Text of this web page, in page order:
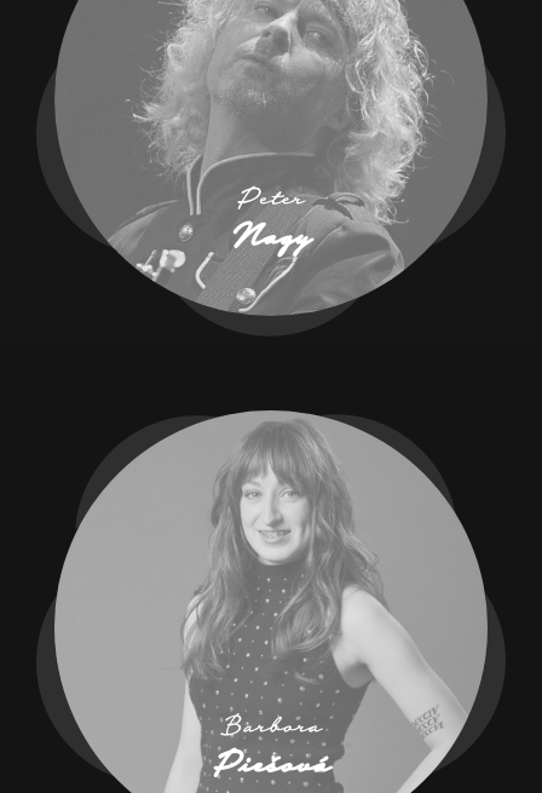
Peter
Nagy
Barbora
Piešová